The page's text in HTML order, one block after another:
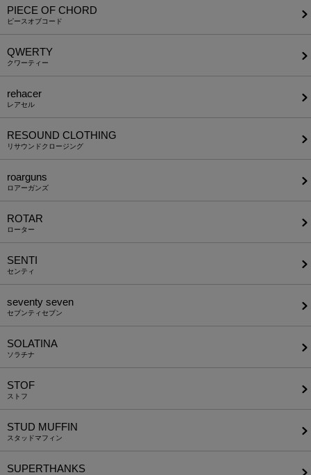
PIECE OF CHORD
ピースオブコード
QWERTY
クワーティー
rehacer
レアセル
RESOUND CLOTHING
リサウンドクロージング
roarguns
ロアーガンズ
ROTAR
ローター
SENTI
センティ
seventy seven
セブンティセブン
SOLATINA
ソラチナ
STOF
ストフ
STUD MUFFIN
スタッドマフィン
SUPERTHANKS